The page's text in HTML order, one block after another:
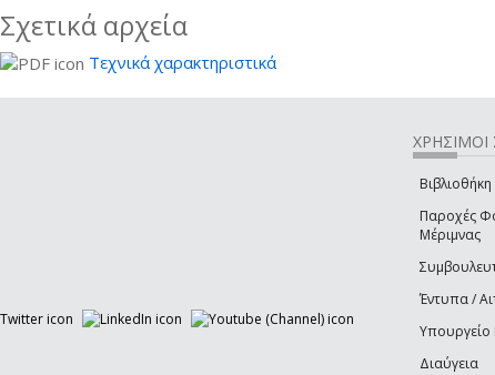
Σχετικά αρχεία
Τεχνικά χαρακτηριστικά
Βιβλιοθήκη
Παροχές
Μέριμνας
Έντυπα /
Υπουργείο
Διαύγεια